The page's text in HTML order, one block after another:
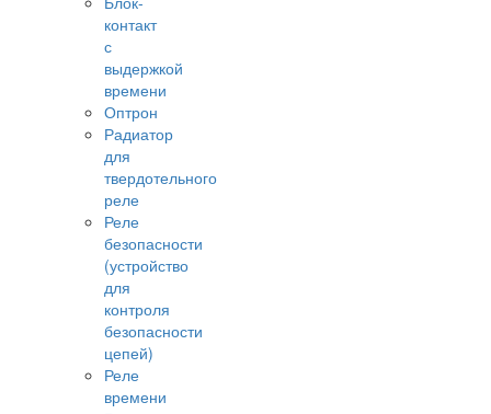
контакт
с
выдержкой
времени
Оптрон
Радиатор
для
твердотельного
реле
Реле
безопасности
(устройство
для
контроля
безопасности
цепей)
Реле
времени